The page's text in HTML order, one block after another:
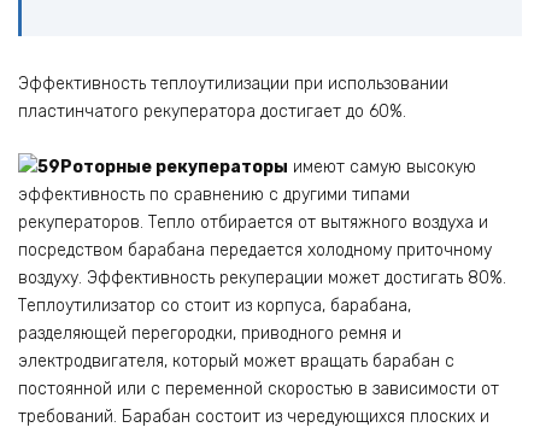
Эффективность теплоутилизации при использовании
пластинчатого рекуператора достигает до 60%.
Роторные рекуператоры имеют самую высокую
эффективность по сравнению с другими типами
рекуператоров. Тепло отбирается от вытяжного воздуха и
посредством барабана передается холодному приточному
воздуху. Эффективность рекуперации может достигать 80%.
Теплоутилизатор со стоит из корпуса, барабана,
разделяющей перегородки, приводного ремня и
электродвигателя, который может вращать барабан с
постоянной или с переменной скоростью в зависимости от
требований. Барабан состоит из чередующихся плоских и